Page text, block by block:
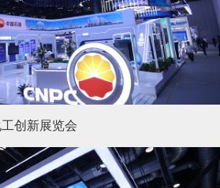
创新展览会